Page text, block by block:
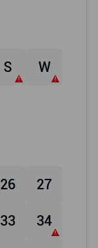
S W
26 27
33 34